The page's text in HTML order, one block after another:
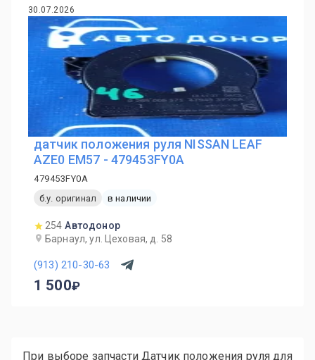
30.07.2026
датчик положения руля NISSAN LEAF
AZE0 EM57 - 479453FY0A
479453FY0A
б.у. оригинал
в наличии
254 Автодонор
Барнаул, ул. Цеховая, д. 58
(913) 210-30-63
1 500
При выборе запчасти Датчик положения руля для